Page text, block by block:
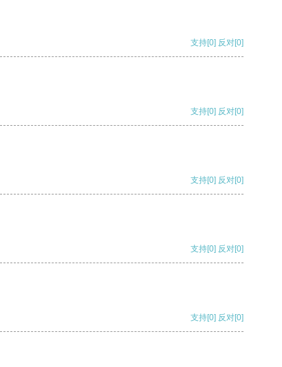
支持[0] 反对[0]
支持[0] 反对[0]
支持[0] 反对[0]
支持[0] 反对[0]
支持[0] 反对[0]